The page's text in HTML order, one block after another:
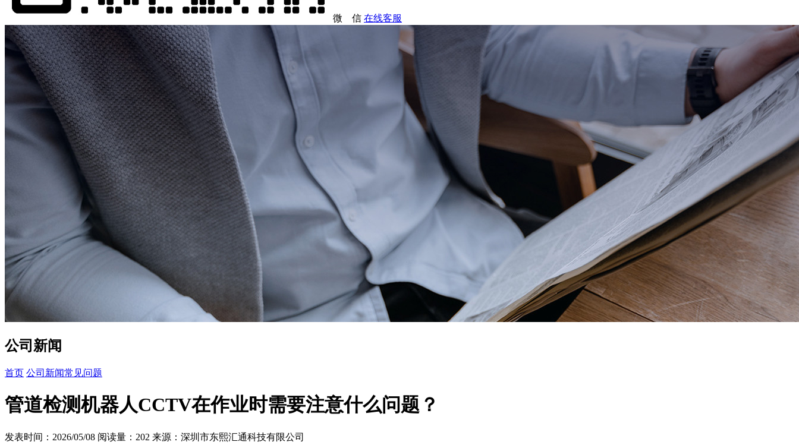
微 信 在线客服
公司新闻
首页 公司新闻常见问题
管道检测机器人CCTV在作业时需要注意什么问题？
发表时间：2026/05/08 阅读量：202 来源：深圳市东熙汇通科技有限公司